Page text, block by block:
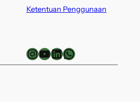
Ketentuan Penggunaan
InstagramYouTube LinkedIn WhatsApp